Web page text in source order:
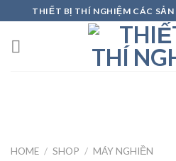
to
content
THIẾT BỊ THÍ NGHIỆM CÁC
HOME / SHOP / MÁY NGHIỀN